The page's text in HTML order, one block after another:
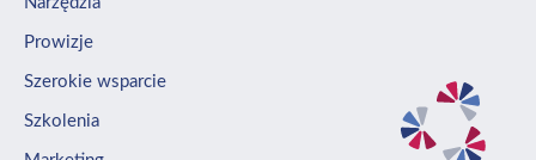
Prowizje
Szerokie wsparcie
Szkolenia